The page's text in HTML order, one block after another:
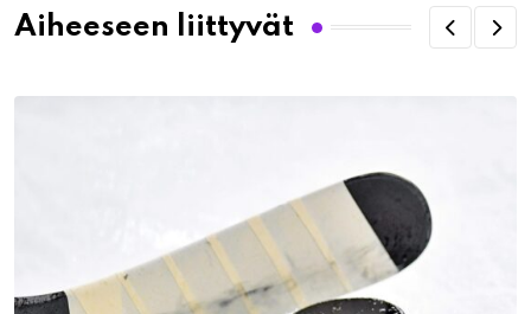
Aiheeseen liittyvät